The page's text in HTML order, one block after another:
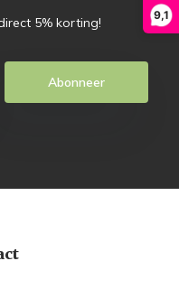
9,1
5% korting!
Abonneer